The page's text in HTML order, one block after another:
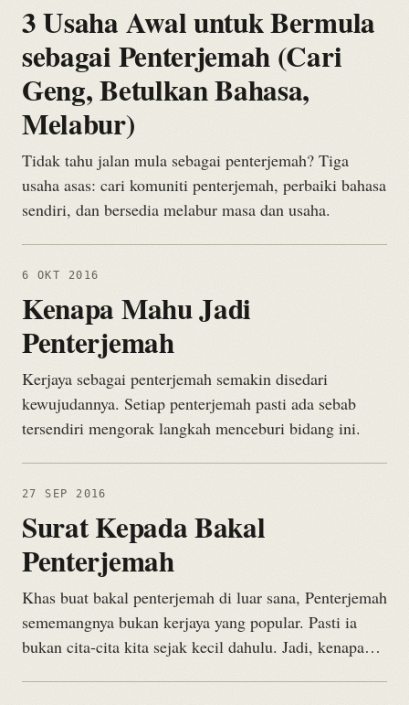
3 Usaha Awal untuk Bermula
sebagai Penterjemah (Cari
Geng, Betulkan Bahasa,
Melabur)
Tidak tahu jalan mula sebagai penterjemah? Tiga
usaha asas: cari komuniti penterjemah, perbaiki bahasa
sendiri, dan bersedia melabur masa dan usaha.
6 OKT 2016
Kenapa Mahu Jadi
Penterjemah
Kerjaya sebagai penterjemah semakin disedari
kewujudannya. Setiap penterjemah pasti ada sebab
tersendiri mengorak langkah menceburi bidang ini.
27 SEP 2016
Surat Kepada Bakal
Penterjemah
Khas buat bakal penterjemah di luar sana, Penterjemah
sememangnya bukan kerjaya yang popular. Pasti ia
bukan cita-cita kita sejak kecil dahulu. Jadi, kenapa…